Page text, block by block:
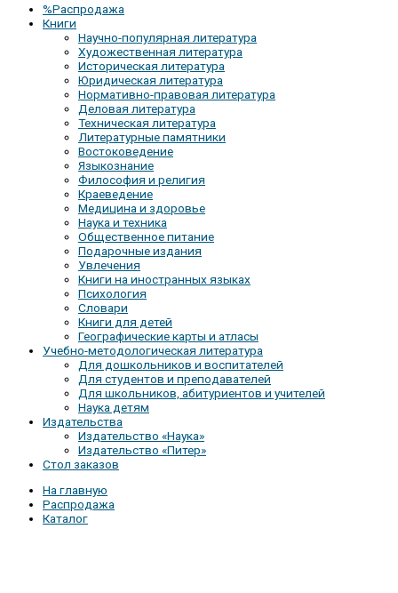
%Распродажа
Книги
Научно-популярная литература
Художественная литература
Историческая литература
Юридическая литература
Нормативно-правовая литература
Деловая литература
Техническая литература
Литературные памятники
Востоковедение
Языкознание
Философия и религия
Краеведение
Медицина и здоровье
Наука и техника
Общественное питание
Подарочные издания
Увлечения
Книги на иностранных языках
Психология
Словари
Книги для детей
Географические карты и атласы
Учебно-методологическая литература
Для дошкольников и воспитателей
Для студентов и преподавателей
Для школьников, абитуриентов и учителей
Наука детям
Издательства
Издательство «Наука»
Издательство «Питер»
Стол заказов
На главную
Распродажа
Каталог